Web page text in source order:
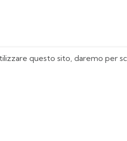
questo sito, daremo per